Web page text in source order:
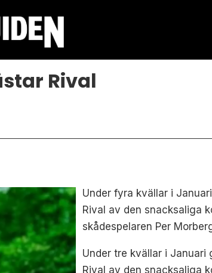
Rival
Under fyra kvällar i
Rival av den snacksaliga
skådespelaren Per
Under tre kvällar i Januari
Rival av den snacksaliga